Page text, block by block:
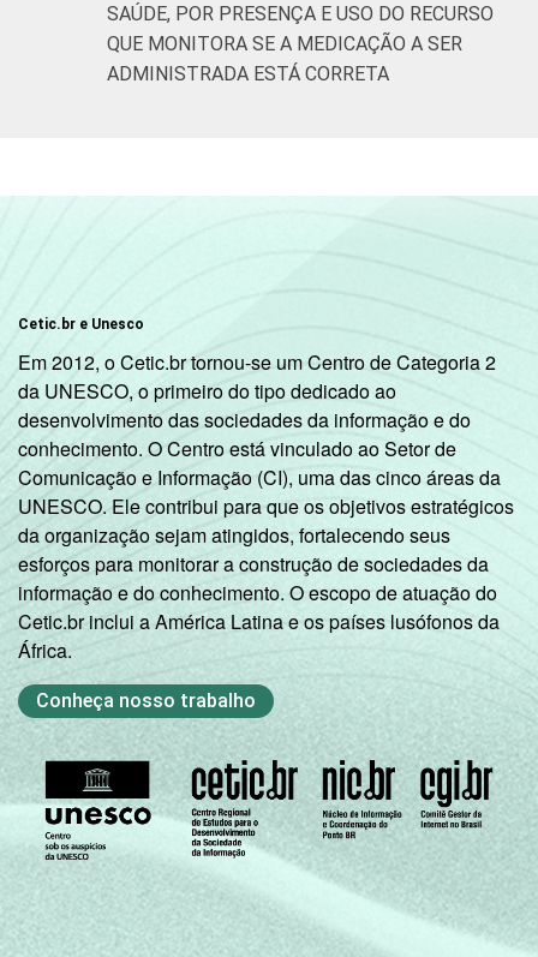
SAÚDE, POR PRESENÇA E USO DO RECURSO
QUE MONITORA SE A MEDICAÇÃO A SER
ADMINISTRADA ESTÁ CORRETA
Cetic.br e Unesco
Em 2012, o Cetic.br tornou-se um Centro de Categoria 2
da UNESCO, o primeiro do tipo dedicado ao
desenvolvimento das sociedades da informação e do
conhecimento. O Centro está vinculado ao Setor de
Comunicação e Informação (CI), uma das cinco áreas da
UNESCO. Ele contribui para que os objetivos estratégicos
da organização sejam atingidos, fortalecendo seus
esforços para monitorar a construção de sociedades da
informação e do conhecimento. O escopo de atuação do
Cetic.br inclui a América Latina e os países lusófonos da
África.
Conheça nosso trabalho